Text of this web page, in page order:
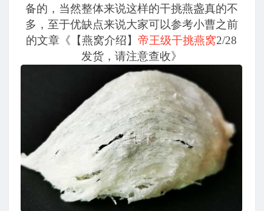
备的，当然整体来说这样的干挑燕盏真的不
多，至于优缺点来说大家可以参考小曹之前
的文章《【燕窝介绍】 帝王级干挑燕窝2/28
发货，请注意查收》